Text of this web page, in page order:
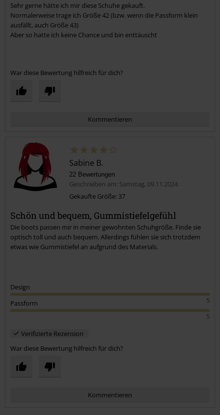
Kommentar jetzt abschicken!
Sehr gerne hätte ich mir diese Schuhe gekauft.
Normalerweise trage ich Größe 42 (bzw. wenn die Passform klein
ausfällt, auch Größe 43)
Aber so hatte ich keine Chance und bin enttäuscht
War diese Bewertung hilfreich für dich?
Kommentieren
Kommentar jetzt abschicken!
Sabine B.
22 Bewertungen
Geschrieben am: Samstag, 09.11.2024
Gekaufte Größe: 37
Schön und bequem, Gummistiefelgefühl
Die boots passen mir in meiner gewohnten Schuhgröße. Finde sie
optisch toll und auch bequem. Allerdings fühlen sie sich trotzdem
etwas wie Gummistiefel an aufgrund des Materials.
Design
5
Passform
5
Verifizierte Rezension
War diese Bewertung hilfreich für dich?
Kommentieren